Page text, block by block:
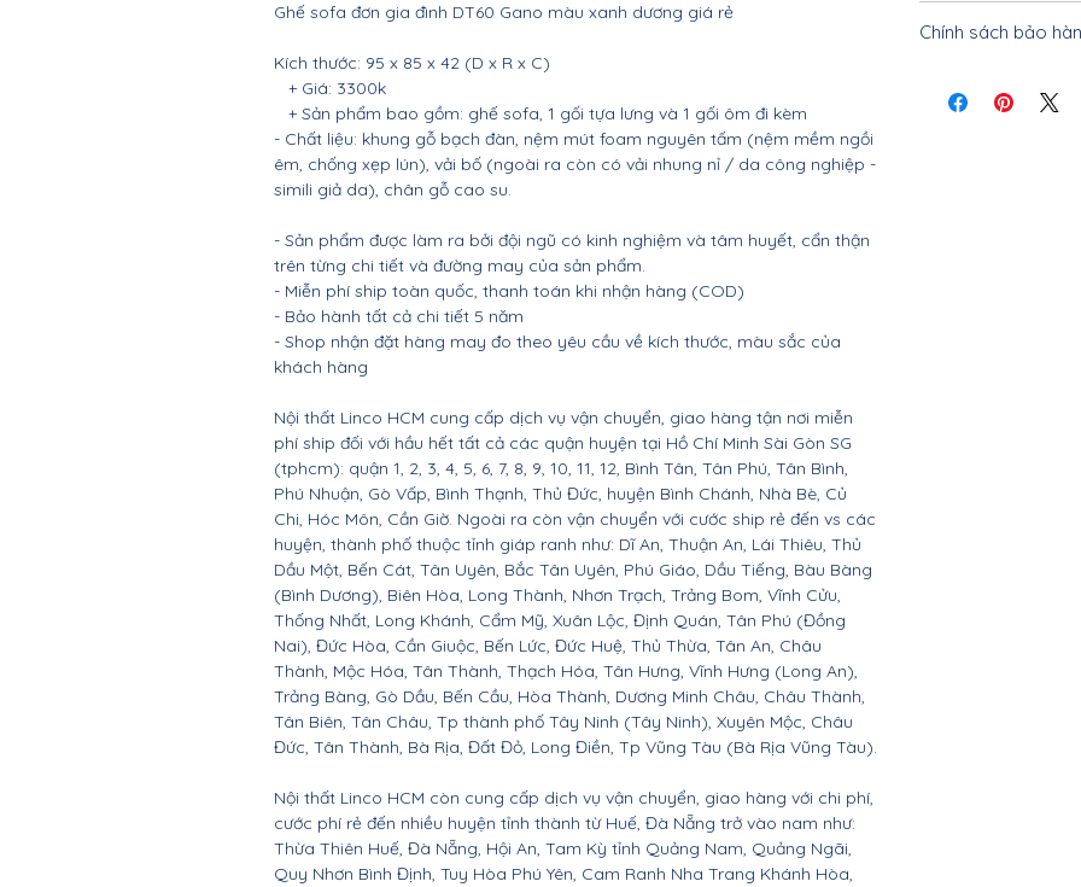
Ghế sofa đơn gia đình DT60 Gano màu xanh dương giá rẻ
Kích thước: 95 x 85 x 42 (D x R x C)
+ Giá: 3300k
+ Sản phẩm bao gồm: ghế sofa, 1 gối tựa lưng và 1 gối ôm đi kèm
- Chất liệu: khung gỗ bạch đàn, nệm mút foam nguyên tấm (nệm mềm ngồi
êm, chống xẹp lún), vải bố (ngoài ra còn có vải nhung nỉ / da công nghiệp -
simili giả da), chân gỗ cao su.
- Sản phẩm được làm ra bởi đội ngũ có kinh nghiệm và tâm huyết, cẩn thận
trên từng chi tiết và đường may của sản phẩm.
- Miễn phí ship toàn quốc, thanh toán khi nhận hàng (COD)
- Bảo hành tất cả chi tiết 5 năm
- Shop nhận đặt hàng may đo theo yêu cầu về kích thước, màu sắc của
khách hàng
Nội thất Linco HCM cung cấp dịch vụ vận chuyển, giao hàng tận nơi miễn
phí ship đối với hầu hết tất cả các quận huyện tại Hồ Chí Minh Sài Gòn SG
(tphcm): quận 1, 2, 3, 4, 5, 6, 7, 8, 9, 10, 11, 12, Bình Tân, Tân Phú, Tân Bình,
Phú Nhuận, Gò Vấp, Bình Thạnh, Thủ Đức, huyện Bình Chánh, Nhà Bè, Củ
Chi, Hóc Môn, Cần Giờ. Ngoài ra còn vận chuyển với cước ship rẻ đến vs các
huyện, thành phố thuộc tỉnh giáp ranh như: Dĩ An, Thuận An, Lái Thiêu, Thủ
Dầu Một, Bến Cát, Tân Uyên, Bắc Tân Uyên, Phú Giáo, Dầu Tiếng, Bàu Bàng
(Bình Dương), Biên Hòa, Long Thành, Nhơn Trạch, Trảng Bom, Vĩnh Cửu,
Thống Nhất, Long Khánh, Cẩm Mỹ, Xuân Lộc, Định Quán, Tân Phú (Đồng
Nai), Đức Hòa, Cần Giuộc, Bến Lức, Đức Huệ, Thủ Thừa, Tân An, Châu
Thành, Mộc Hóa, Tân Thành, Thạch Hóa, Tân Hưng, Vĩnh Hưng (Long An),
Trảng Bàng, Gò Dầu, Bến Cầu, Hòa Thành, Dương Minh Châu, Châu Thành,
Tân Biên, Tân Châu, Tp thành phố Tây Ninh (Tây Ninh), Xuyên Mộc, Châu
Đức, Tân Thành, Bà Rịa, Đất Đỏ, Long Điền, Tp Vũng Tàu (Bà Rịa Vũng Tàu).
Nội thất Linco HCM còn cung cấp dịch vụ vận chuyển, giao hàng với chi phí,
cước phí rẻ đến nhiều huyện tỉnh thành từ Huế, Đà Nẵng trở vào nam như:
Thừa Thiên Huế, Đà Nẵng, Hội An, Tam Kỳ tỉnh Quảng Nam, Quảng Ngãi,
Quy Nhơn Bình Định, Tuy Hòa Phú Yên, Cam Ranh Nha Trang Khánh Hòa,
khách vui lòng liên
Chính sách bảo